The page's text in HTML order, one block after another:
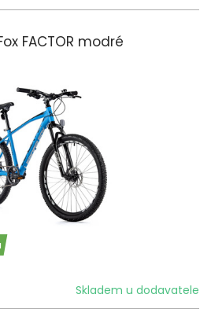
FACTOR modré
Skladem u dodavatele